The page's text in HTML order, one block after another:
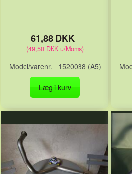
61,88 DKK
(49,50 DKKu/Moms)
Model/varenr.: 1520038 (A5)
Læg i kurv